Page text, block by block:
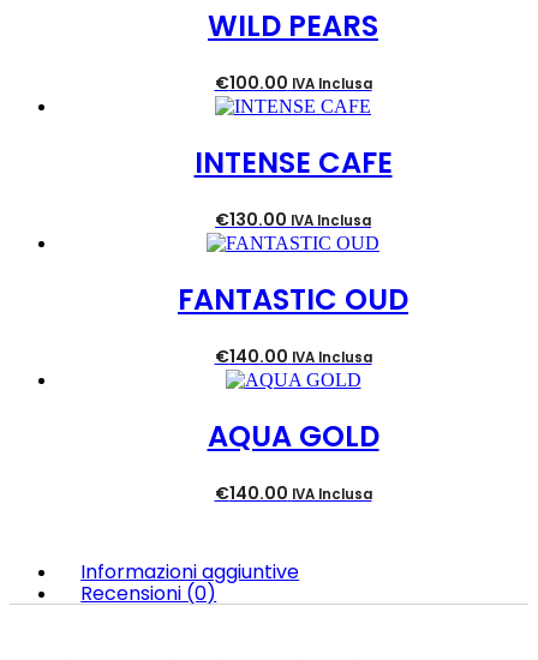
WILD PEARS
€100.00 IVA Inclusa
INTENSE CAFE
€130.00 IVA Inclusa
FANTASTIC OUD
€140.00 IVA Inclusa
AQUA GOLD
€140.00 IVA Inclusa
Informazioni aggiuntive
Recensioni (0)